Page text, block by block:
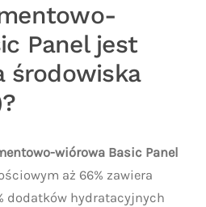
Panel jest
środowiska
wiórowa Basic Panel
aż 66% zawiera
dodatków hydratacyjnych